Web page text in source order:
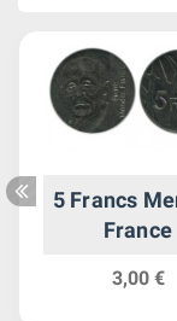
5 Francs
France
3,00 €